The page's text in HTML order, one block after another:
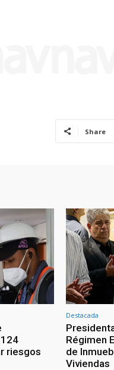
Share
riesgos
Destacada
Régimen
de
Viviendas